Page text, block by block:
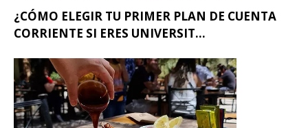
¿CÓMO ELEGIR TU PRIMER PLAN DE CUENTA
CORRIENTE SI ERES UNIVERSIT...